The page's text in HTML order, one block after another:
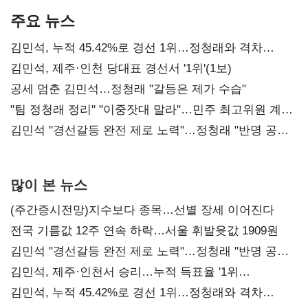
주요 뉴스
김민석, 누적 45.42%로 경선 1위…정청래와 격차
0.86%p(2보)
김민석, 제주·인천 당대표 경선서 '1위'(1보)
공세 멈춘 김민석…정청래 "갈등은 제가 수습"
"팀 정청래 정리" "이중잣대 말라"…민주 최고위원 계파
다툼 격화
김민석 "경선갈등 완전 제로 노력"…정청래 "반명 공세
많이 본 뉴스
(주간증시전망)지수보다 종목…선별 장세 이어진다
전국 기름값 12주 연속 하락…서울 휘발윳값 1909원
김민석 "경선갈등 완전 제로 노력"…정청래 "반명 공세
사과부터"
김민석, 제주·인천서 승리…누적 득표율 '1위
탈환'(종합)
김민석, 누적 45.42%로 경선 1위…정청래와 격차